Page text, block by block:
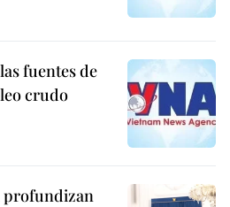
fuentes de
crudo
profundizan